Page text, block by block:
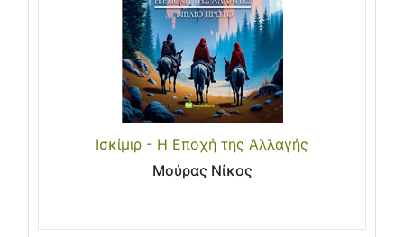
Ισκίμιρ - Η Εποχή της Αλλαγής
Μούρας Νίκος